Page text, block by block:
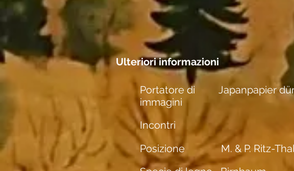
Ulteriori informazioni
Portatore di
immagini
Japanpapier
Incontri
Posizione
M. & P. Ritz-